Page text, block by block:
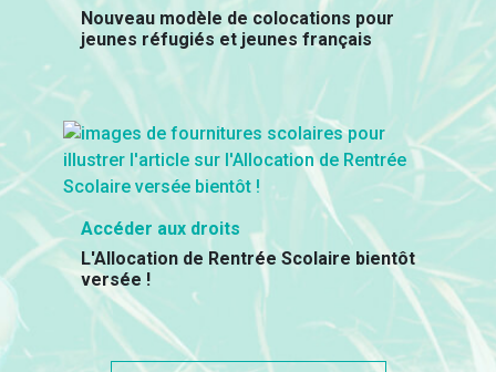
Nouveau modèle de colocations pour
jeunes réfugiés et jeunes français
Accéder aux droits
L'Allocation de Rentrée Scolaire bientôt
versée !